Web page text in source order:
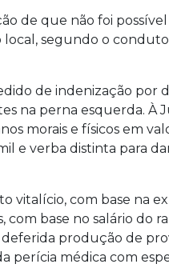
de que não foi
segundo o
de indenização por
na perna esquerda. À
morais e físicos em
e verba distinta para
vitalício, com base na
com base no salário do
produção de
perícia médica com